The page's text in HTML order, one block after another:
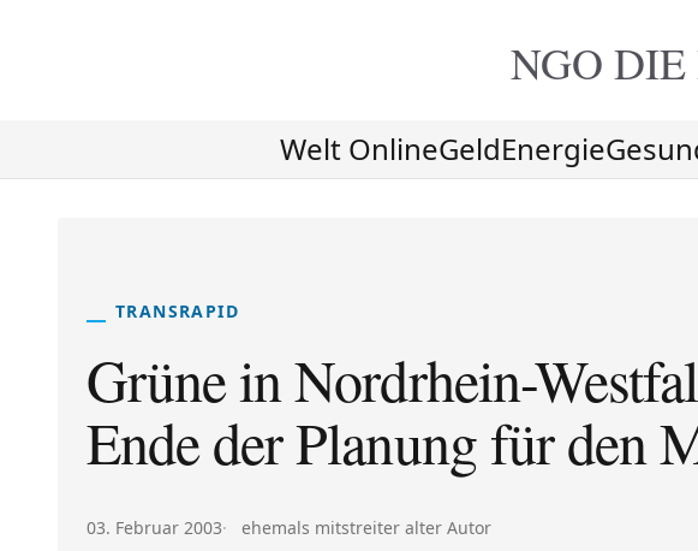
NGO DIE
Welt OnlineGeldEnergie
TRANSRAPID
Grüne in Nordrhein-
Ende der Planung für den
Veröffentlicht am:
03. Februar 2003 Autor:
ehemals mitstreiter alter Autor